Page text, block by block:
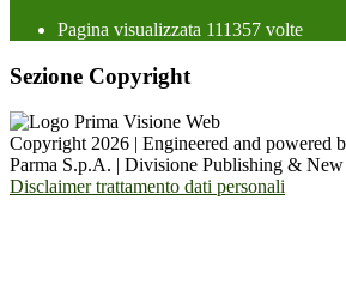
Pagina visualizzata 111357 volte
Sezione Copyright
Copyright 2026 | Engineered and powered
Parma S.p.A. | Divisione Publishing &
Disclaimer trattamento dati personali